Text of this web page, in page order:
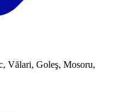
Vălari, Goleş, Mosoru,